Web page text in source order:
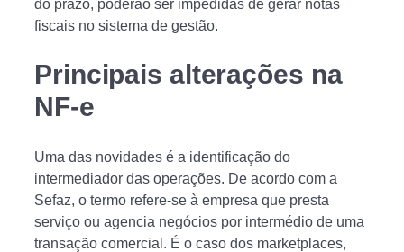
do prazo, poderão ser impedidas de gerar notas
fiscais no sistema de gestão.
Principais alterações na
NF-e
Uma das novidades é a identificação do
intermediador das operações. De acordo com a
Sefaz, o termo refere-se à empresa que presta
serviço ou agencia negócios por intermédio de uma
transação comercial. É o caso dos marketplaces,